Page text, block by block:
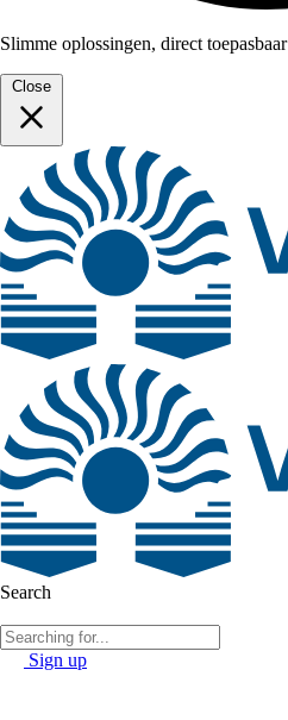
Slimme oplossingen, direct toepasbaar
Close
Search
Sign up